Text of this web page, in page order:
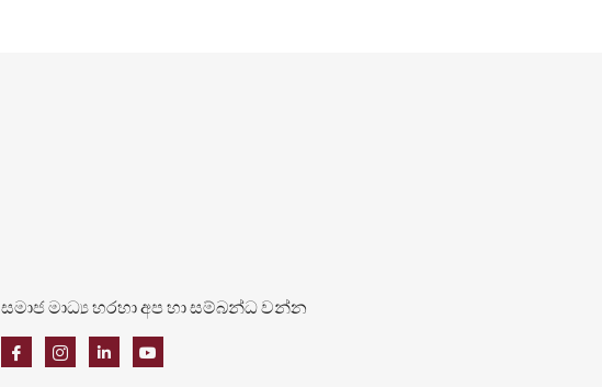
සමාජ මාධ්‍ය හරහා අප හා සම්බන්ධ වන්න